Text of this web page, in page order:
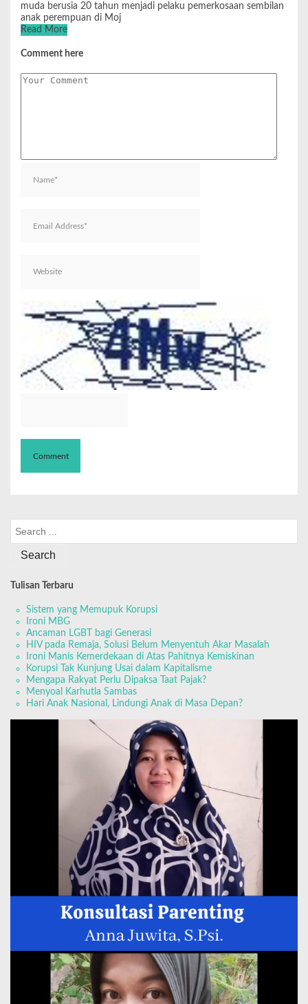
muda berusia 20 tahun menjadi pelaku pemerkosaan sembilan
anak perempuan di Moj
Read More
Comment here
Tulisan Terbaru
Sistem yang Memupuk Korupsi
Ironi MBG
Ancaman LGBT bagi Generasi
HIV pada Remaja, Solusi Belum Menyentuh Akar Masalah
Ironi Manis Kemerdekaan di Atas Pahitnya Kemiskinan
Korupsi Tak Kunjung Usai dalam Kapitalisme
Mengapa Rakyat Perlu Dipaksa Taat Pajak?
Menyoal Karhutla Sambas
Hari Anak Nasional, Lindungi Anak di Masa Depan?